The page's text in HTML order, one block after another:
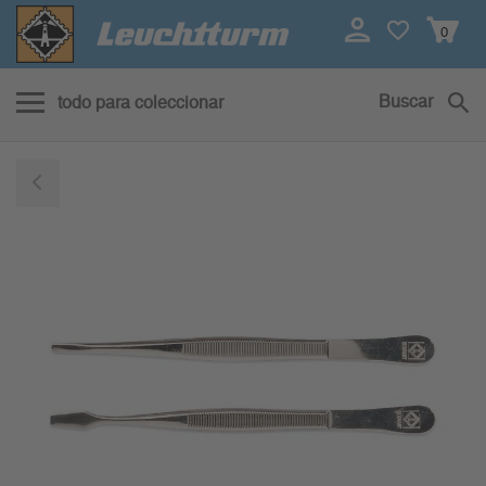
0
todo para coleccionar Buscar